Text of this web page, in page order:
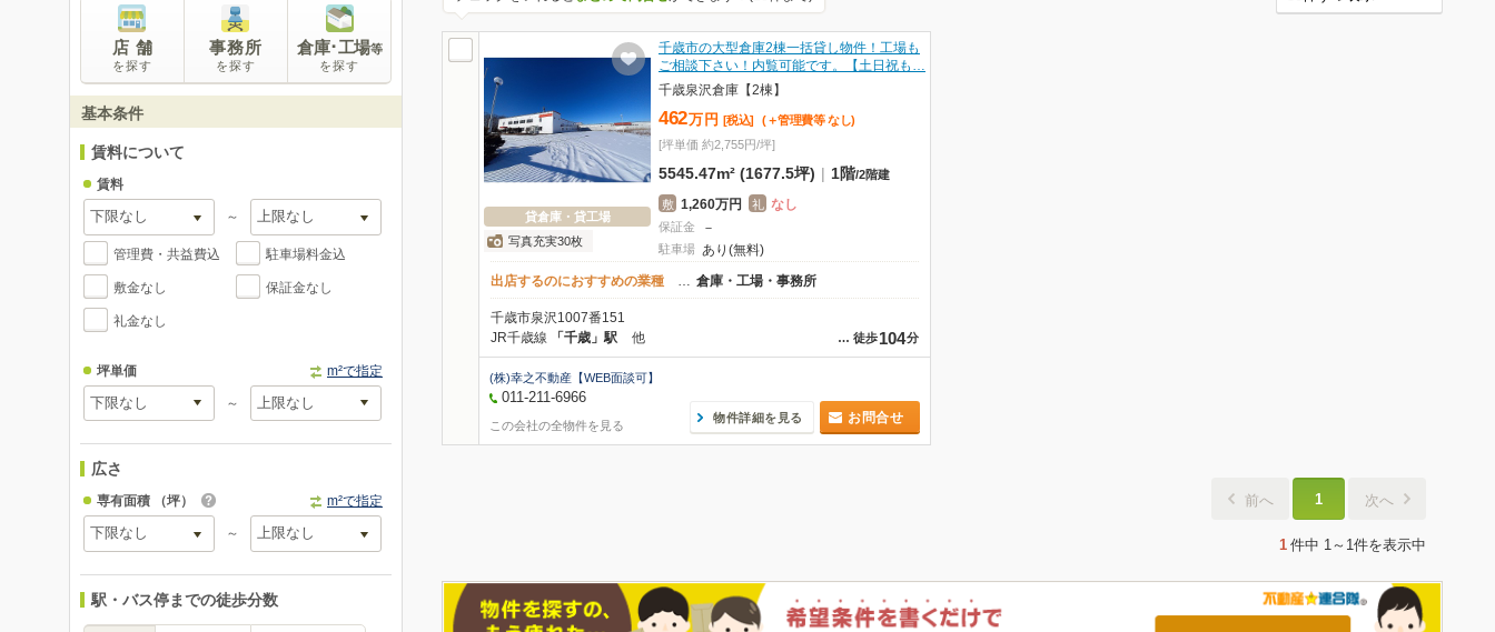
店 舗
を探す
事務所
を探す
倉庫･工場等
を探す
基本条件
賃料について
賃料
～
管理費・共益費込 駐車場料金込
敷金なし 保証金なし
礼金なし
坪単価 m²で指定
～
広さ
専有面積 （坪） m²で指定
～
駅・バス停までの徒歩分数
貸倉庫・貸工場
写真充実30枚
千歳市の大型倉庫2棟一括貸し物件！工場も
ご相談下さい！内覧可能です。【土日祝も…
千歳泉沢倉庫【2棟】
462万 円 [税込] (＋管理費等 なし)
[坪単価 約2,755円/坪]
5545.47m² (1677.5坪) | 1階/2階建
敷 1,260万円 礼 なし
保証金 －
駐車場 あり(無料)
出店するのにおすすめの業種
… 倉庫・工場・事務所
千歳市泉沢1007番151
… 徒歩104分
JR千歳線 「千歳」駅 他
(株)幸之不動産【WEB面談可】
011-211-6966
この会社の全物件を見る
物件詳細を見る お問合せ
前へ 1 次へ
1 件中 1～1件を表示中